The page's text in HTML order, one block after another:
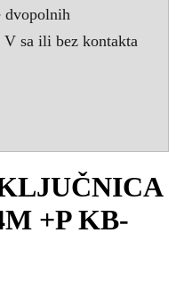
dvopolnih
sa ili bez kontakta
+P KB-